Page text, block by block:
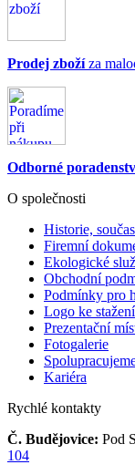
Prodej zbožíza
Odborné
O společnosti
Historie,
Firemní
Ekologické
Obchodní
Podmínky pro
Logo ke stažení
Prezentační
Fotogalerie
Kariéra
Rychlé kontakty
Č. Budějovice: Pod
104